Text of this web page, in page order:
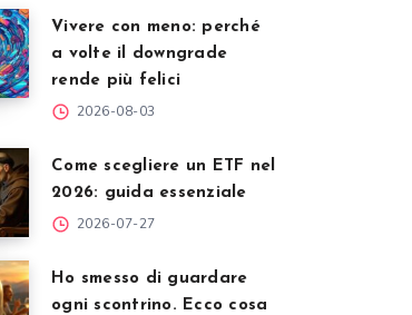
Vivere con meno: perché
a volte il downgrade
rende più felici
2026-08-03
Come scegliere un ETF nel
2026: guida essenziale
2026-07-27
Ho smesso di guardare
ogni scontrino. Ecco cosa